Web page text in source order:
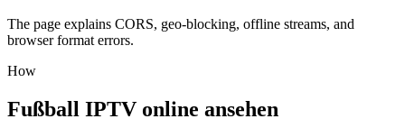
The page explains CORS, geo-blocking, offline streams, and
browser format errors.
How
Fußball IPTV online ansehen